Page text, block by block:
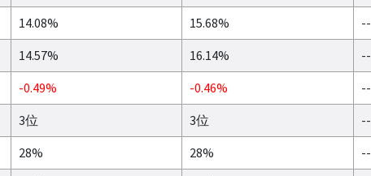
14.08% 15.68%
--
14.57% 16.14%
--
-0.49% -0.46%
--
3位 3位
--
28% 28%
--